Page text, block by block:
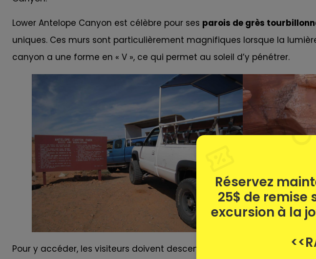
Lower Antelope Canyon est célèbre pour ses parois de grès
uniques. Ces murs sont particulièrement magnifiques lorsque la
canyon a une forme en « V », ce qui permet au soleil d’y pénétrer.
Pour y accéder, les visiteurs doivent descendre une série d’escaliers
Réservez
25$ de remise
excursion à la